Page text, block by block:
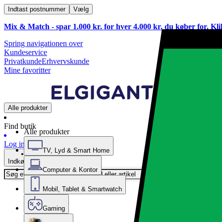
Indtast postnummer Vælg
Mix & Match - spar 1.000 kr. for hver 4.000 kr. du køber for.
Spring navigationen over
Kundeservice
PrivatkundeErhvervskunde
Mine favoritter
Alle produkter
Find butik
Log ind
Indkøbskurv
Alle produkter
TV, Lyd & Smart Home
Computer & Kontor
Mobil, Tablet & Smartwatch
Gaming